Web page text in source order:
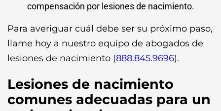
compensación por lesiones de nacimiento.
Para averiguar cuál debe ser su próximo paso,
llame hoy a nuestro equipo de abogados de
lesiones de nacimiento (888.845.9696).
Lesiones de nacimiento
comunes adecuadas para un